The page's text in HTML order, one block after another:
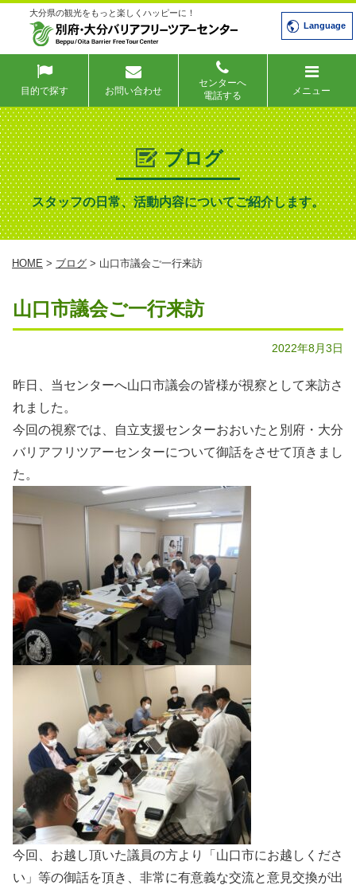
大分県の観光をもっと楽しくハッピーに！
Language
目的で探す お問い合わせ
センターへ
電話する
メニュー
ブログ
スタッフの日常、活動内容についてご紹介します。
HOME > ブログ > 山口市議会ご一行来訪
山口市議会ご一行来訪
2022年8月3日
昨日、当センターへ山口市議会の皆様が視察として来訪さ
れました。
今回の視察では、自立支援センターおおいたと別府・大分
バリアフリツアーセンターについて御話をさせて頂きまし
た。
今回、お越し頂いた議員の方より「山口市にお越しくださ
い」等の御話を頂き、非常に有意義な交流と意見交換が出